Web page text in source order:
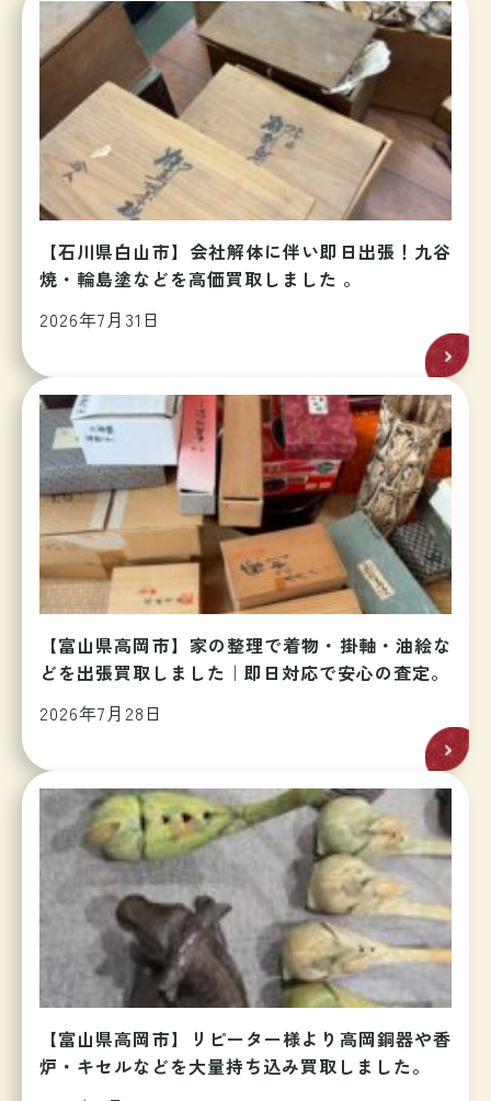
【石川県白山市】会社解体に伴い即日出張！九谷
焼・輪島塗などを高価買取しました 。
2026年7月31日
【富山県高岡市】家の整理で着物・掛軸・油絵な
どを出張買取しました｜即日対応で安心の査定。
2026年7月28日
【富山県高岡市】リピーター様より高岡銅器や香
炉・キセルなどを大量持ち込み買取しました。